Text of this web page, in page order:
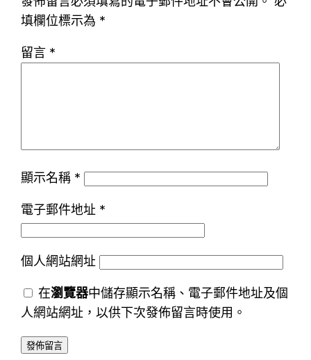
填欄位標示為 *
留言 *
顯示名稱 *
電子郵件地址 *
個人網站網址
在瀏覽器中儲存顯示名稱、電子郵件地址及個
人網站網址，以供下次發佈留言時使用。